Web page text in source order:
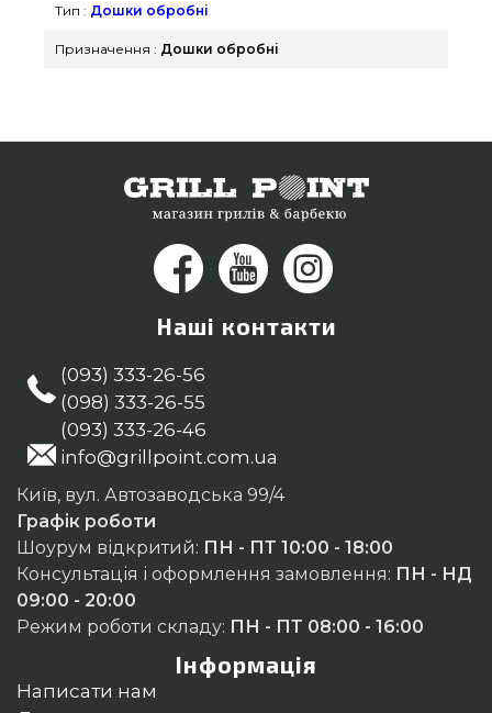
нашим менеджерам на будь-який номер (044)
334-76-95 и мы оперативно доставимо клієнтам
Тип : Дошки обробні
Призначення : Дошки обробні
Наші контакти
(093) 333-26-56
(098) 333-26-55
(093) 333-26-46
info@grillpoint.com.ua
Київ, вул. Автозаводська 99/4
Графік роботи
Шоурум відкритий: ПН - ПТ 10:00 - 18:00
Консультація і оформлення замовлення: ПН - НД
09:00 - 20:00
Режим роботи складу: ПН - ПТ 08:00 - 16:00
Інформація
Написати нам